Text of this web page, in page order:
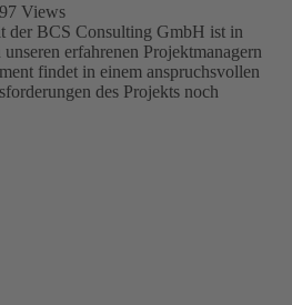
Views
der BCS Consulting GmbH ist in
erfahrenen Projektmanagern
findet in einem anspruchsvollen
des Projekts noch